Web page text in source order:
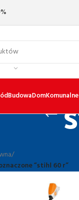
BudowaDom
/
“stihl 60 r”